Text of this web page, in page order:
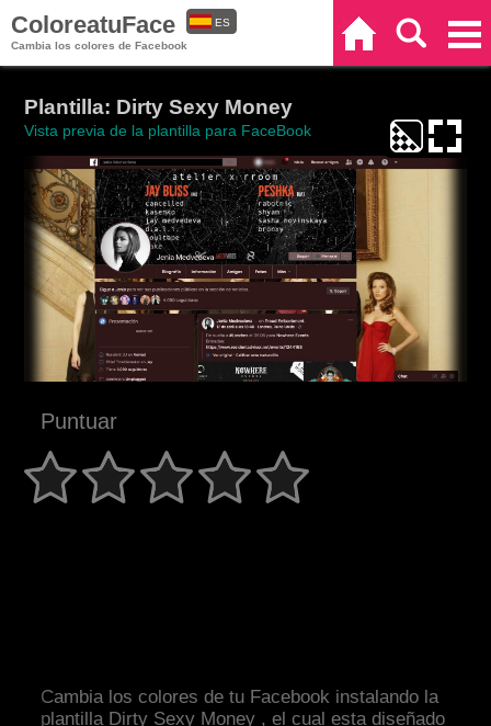
ColoreatuFace
Cambia los colores de Facebook
ES
Plantilla: Dirty Sexy Money
Vista previa de la plantilla para FaceBook
Puntuar
Cambia los colores de tu Facebook instalando la
plantilla Dirty Sexy Money , el cual esta diseñado